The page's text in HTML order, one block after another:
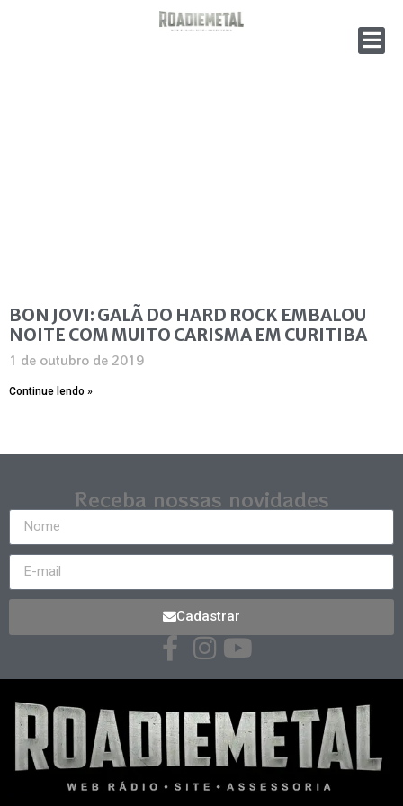
BON JOVI: GALÃ DO HARD ROCK EMBALOU
NOITE COM MUITO CARISMA EM CURITIBA
1 de outubro de 2019
Continue lendo »
Receba nossas novidades
Cadastrar